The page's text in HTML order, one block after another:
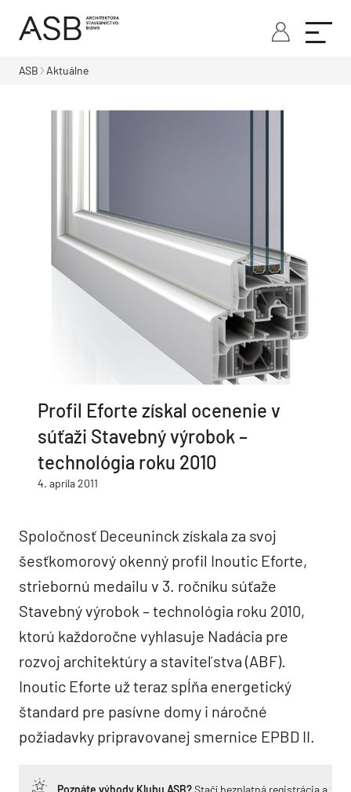
ASB Aktuálne
Profil Eforte získal ocenenie v
súťaži Stavebný výrobok –
technológia roku 2010
4. apríla 2011
Spoločnosť Deceuninck získala za svoj
šesťkomorový okenný profil Inoutic Eforte,
striebornú medailu v 3. ročníku súťaže
Stavebný výrobok – technológia roku 2010,
ktorú každoročne vyhlasuje Nadácia pre
rozvoj architektúry a staviteľstva (ABF).
Inoutic Eforte už teraz spĺňa energetický
štandard pre pasívne domy i náročné
požiadavky pripravovanej smernice EPBD II.